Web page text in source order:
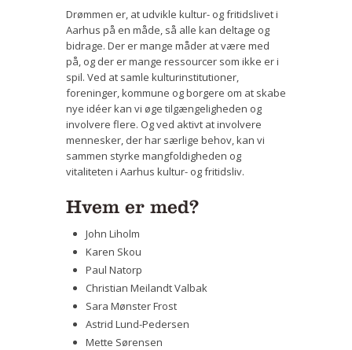
Drømmen er, at udvikle kultur- og fritidslivet i
Aarhus på en måde, så alle kan deltage og
bidrage. Der er mange måder at være med
på, og der er mange ressourcer som ikke er i
spil. Ved at samle kulturinstitutioner,
foreninger, kommune og borgere om at skabe
nye idéer kan vi øge tilgængeligheden og
involvere flere. Og ved aktivt at involvere
mennesker, der har særlige behov, kan vi
sammen styrke mangfoldigheden og
vitaliteten i Aarhus kultur- og fritidsliv.
Hvem er med?
John Liholm
Karen Skou
Paul Natorp
Christian Meilandt Valbak
Sara Mønster Frost
Astrid Lund-Pedersen
Mette Sørensen